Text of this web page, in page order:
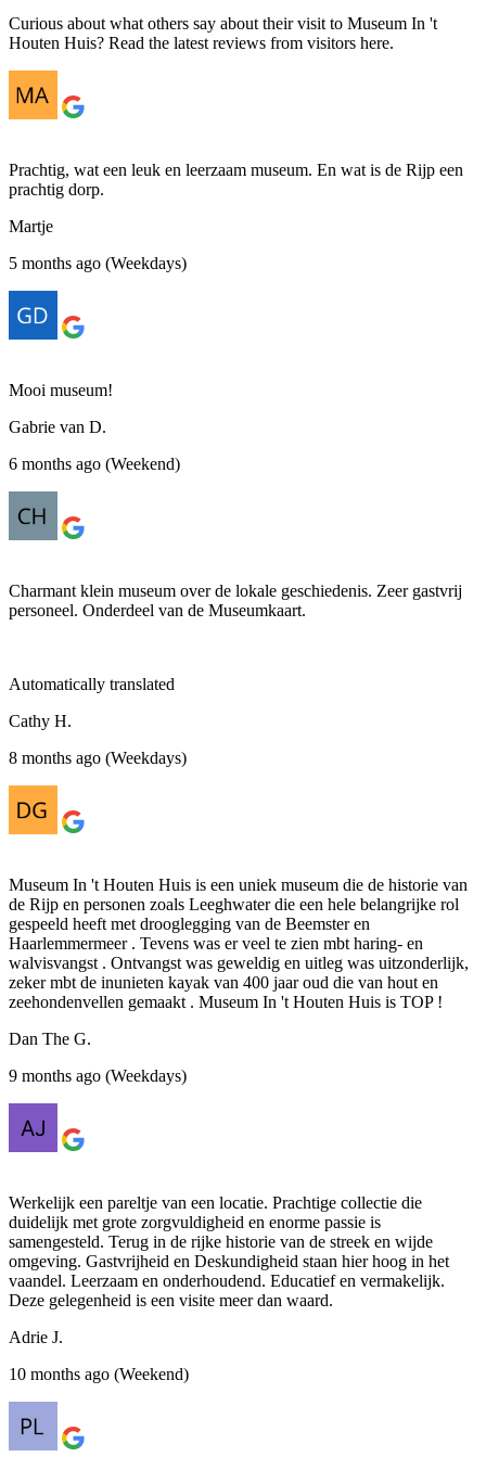
Curious about what others say about their visit to Museum In 't
Houten Huis? Read the latest reviews from visitors here.
Prachtig, wat een leuk en leerzaam museum. En wat is de Rijp een
prachtig dorp.
Martje
5 months ago (Weekdays)
Mooi museum!
Gabrie van D.
6 months ago (Weekend)
Charmant klein museum over de lokale geschiedenis. Zeer gastvrij
personeel. Onderdeel van de Museumkaart.
Automatically translated
Cathy H.
8 months ago (Weekdays)
Museum In 't Houten Huis is een uniek museum die de historie van
de Rijp en personen zoals Leeghwater die een hele belangrijke rol
gespeeld heeft met drooglegging van de Beemster en
Haarlemmermeer . Tevens was er veel te zien mbt haring- en
walvisvangst . Ontvangst was geweldig en uitleg was uitzonderlijk,
zeker mbt de inunieten kayak van 400 jaar oud die van hout en
zeehondenvellen gemaakt . Museum In 't Houten Huis is TOP !
Dan The G.
9 months ago (Weekdays)
Werkelijk een pareltje van een locatie. Prachtige collectie die
duidelijk met grote zorgvuldigheid en enorme passie is
samengesteld. Terug in de rijke historie van de streek en wijde
omgeving. Gastvrijheid en Deskundigheid staan hier hoog in het
vaandel. Leerzaam en onderhoudend. Educatief en vermakelijk.
Deze gelegenheid is een visite meer dan waard.
Adrie J.
10 months ago (Weekend)